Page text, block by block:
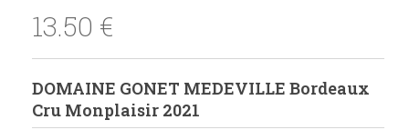
13.50 €
DOMAINE GONET MEDEVILLE Bordeaux
Cru Monplaisir 2021